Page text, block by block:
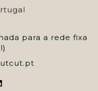
para a rede fixa